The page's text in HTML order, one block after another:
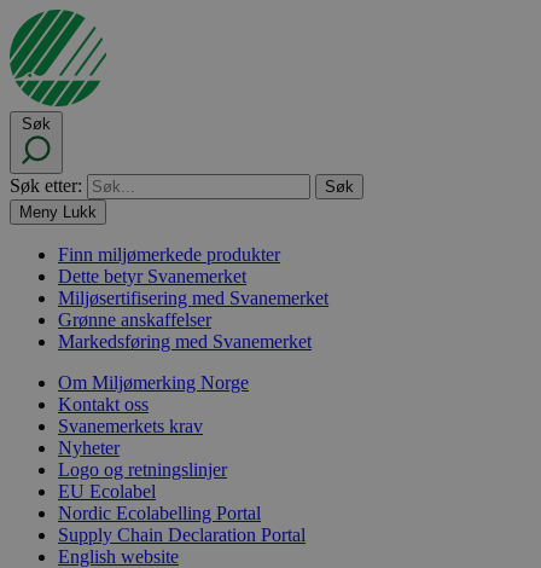
Søk
Søk etter:
Meny Lukk
Finn miljømerkede produkter
Dette betyr Svanemerket
Miljøsertifisering med Svanemerket
Grønne anskaffelser
Markedsføring med Svanemerket
Om Miljømerking Norge
Kontakt oss
Svanemerkets krav
Nyheter
Logo og retningslinjer
EU Ecolabel
Nordic Ecolabelling Portal
Supply Chain Declaration Portal
English website